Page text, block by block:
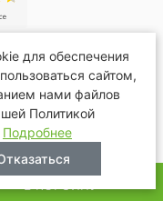
В КОРЗИНУ
для обеспечения
сайтом,
нами файлов
Политикой
Подробнее